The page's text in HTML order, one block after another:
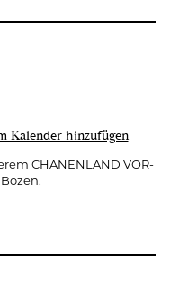
Ka­len­der hin­zu­fü­gen
CHA­NEN­LAND VOR­